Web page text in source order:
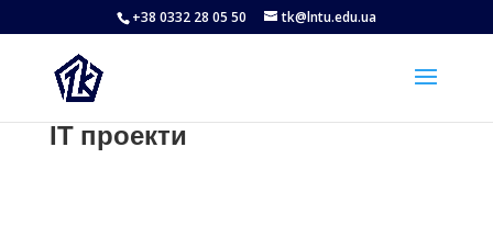
+38 0332 28 05 50 tk@lntu.edu.ua
ІТ проекти